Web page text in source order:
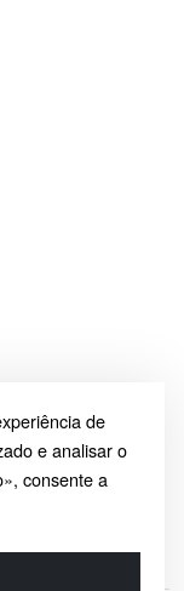
de
e analisar o
consente a
(UTC+2)